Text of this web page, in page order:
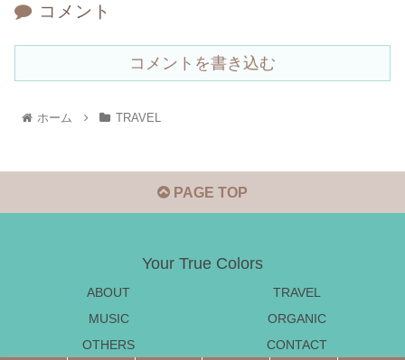
コメント
コメントを書き込む
ホーム TRAVEL
PAGE TOP
Your True Colors
ABOUT
TRAVEL
MUSIC
ORGANIC
OTHERS
CONTACT